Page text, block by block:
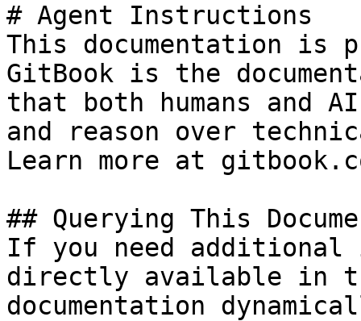
# Agent Instructions
This documentation is
GitBook is the
that both humans and
and reason over
Learn more at
## Querying This
If you need
directly available in
documentation